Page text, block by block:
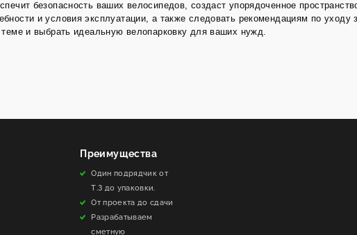
безопасность ваших велосипедов, создаст упорядоченное
и условия эксплуатации, а также следовать рекомендациям по
теме и выбрать идеальную велопарковку для ваших нужд.
Преимущества
Один подрядчик от
Т.З до упаковки.
От проекта до сдачи
Разрабатываем
сметную